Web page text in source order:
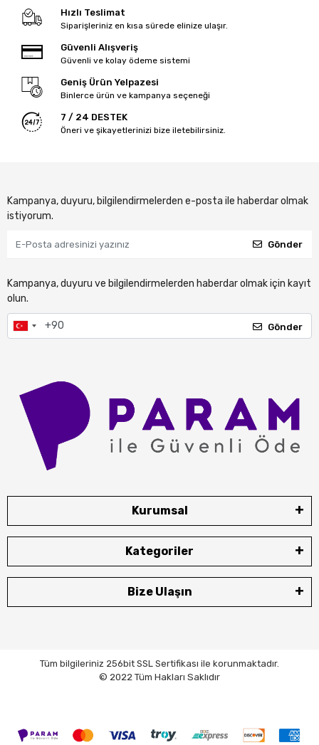
Hızlı Teslimat
Siparişleriniz en kısa sürede elinize ulaşır.
Güvenli Alışveriş
Güvenli ve kolay ödeme sistemi
Geniş Ürün Yelpazesi
Binlerce ürün ve kampanya seçeneği
7 / 24 DESTEK
Öneri ve şikayetlerinizi bize iletebilirsiniz.
Kampanya, duyuru, bilgilendirmelerden e-posta ile haberdar olmak
istiyorum.
Gönder
Kampanya, duyuru ve bilgilendirmelerden haberdar olmak için kayıt
olun.
Gönder
Kurumsal
Kategoriler
Bize Ulaşın
Tüm bilgileriniz 256bit SSL Sertifikası ile korunmaktadır.
© 2022 Tüm Hakları Saklıdır